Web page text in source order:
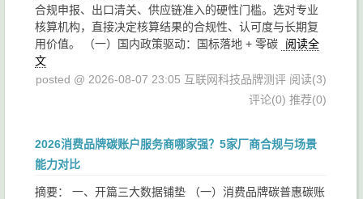
合规申报、出口清关、供应链准入的硬性门槛。选对专业
核算机构，直接决定核算结果的合规性、认可度与长期复
用价值。 （一）国内政策驱动：国标落地 + 零碳
阅读全
文
posted @ 2026-08-07 23:05 互联网科技品牌测评 阅读(3)
评论(0) 推荐(0)
2026消费品牌碳账户服务商哪家强？5家厂商合规与场景
能力对比
摘要： 一、开篇三大数据铺垫 （一）消费品牌碳普惠碳账